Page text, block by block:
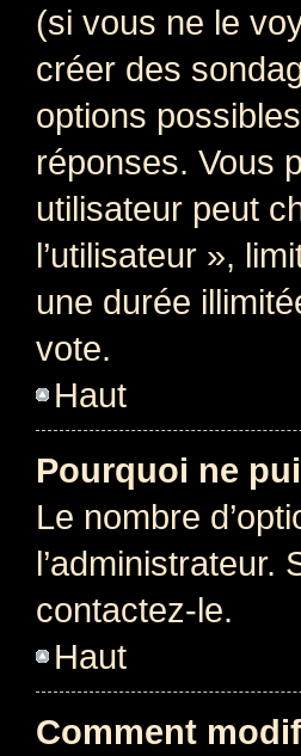
(si vous ne le
créer des
options
réponses. Vous
utilisateur peut
l’utilisateur »,
une durée
vote.
Haut
Pourquoi ne
Le nombre
l’administrateur.
contactez-le.
Haut
Comment